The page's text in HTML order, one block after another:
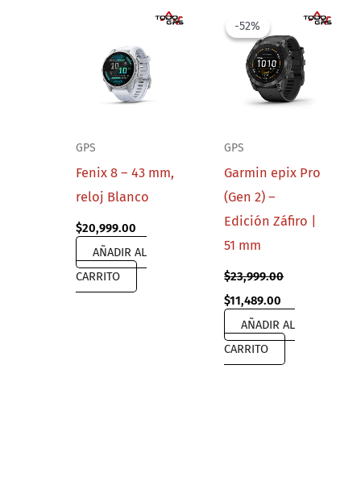
GPS
Fenix 8 – 43 mm,
reloj Blanco
$20,999.00
AÑADIR AL
CARRITO
-52%
-52%
GPS
Garmin epix Pro
(Gen 2) –
Edición Záfiro |
51 mm
$23,999.00
Original
price
was:
$23,999.00.
$11,489.00
price
is:
$11,489.00.
AÑADIR AL
CARRITO